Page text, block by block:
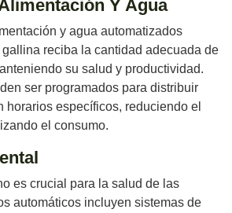
Y Agua
y agua automatizados
reciba la cantidad adecuada de
su salud y productividad.
ser programados para distribuir
horarios específicos, reduciendo el
el consumo.
es crucial para la salud de las
automáticos incluyen sistemas de